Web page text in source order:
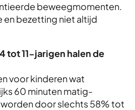
beweegmomenten.
en bezetting niet altijd
tot 11-jarigen halen de
voor kinderen wat
60 minuten matig-
door slechts 58% tot